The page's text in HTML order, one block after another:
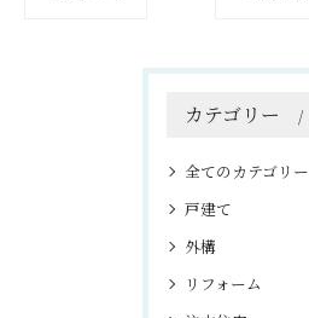
カテゴリー
全てのカテゴリー
戸建て
外構
リフォーム